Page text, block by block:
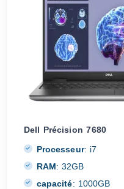
Dell Précision 7680
Processeur: i7
RAM: 32GB
capacité: 1000GB